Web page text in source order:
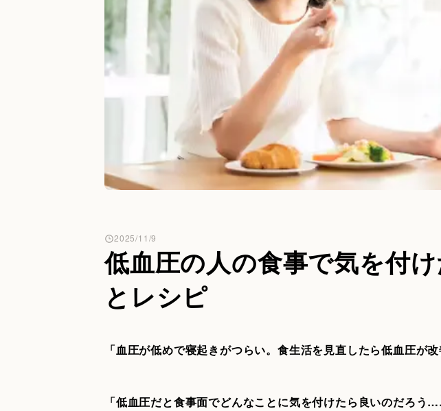
低血圧の人の食事で気を付
とレシピ
2025/11/9
「血圧が低めで寝起きがつらい。食生活を見直したら低血圧が改
「低血圧だと食事面でどんなことに気を付けたら良いのだろう